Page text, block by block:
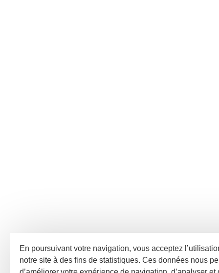
En poursuivant votre navigation, vous acceptez
notre site à des fins de statistiques. Ces données nous